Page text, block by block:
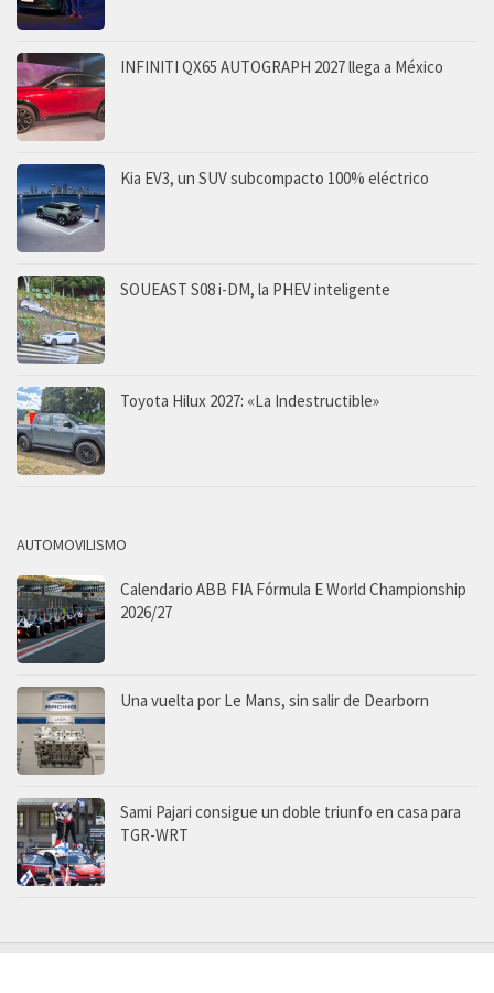
INFINITI QX65 AUTOGRAPH 2027 llega a México
Kia EV3, un SUV subcompacto 100% eléctrico
SOUEAST S08 i-DM, la PHEV inteligente
Toyota Hilux 2027: «La Indestructible»
AUTOMOVILISMO
Calendario ABB FIA Fórmula E World Championship
2026/27
Una vuelta por Le Mans, sin salir de Dearborn
Sami Pajari consigue un doble triunfo en casa para
TGR-WRT